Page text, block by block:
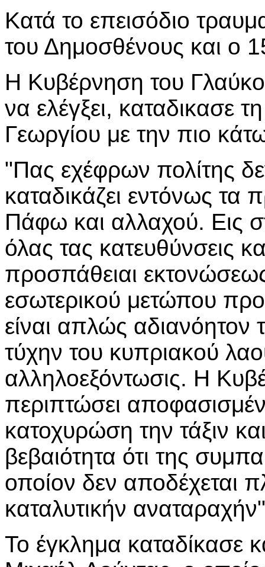
Κατά το επεισόδιο
του Δημοσθένους και ο
Η Κυβέρνηση του
να ελέγξει, καταδικασε
Γεωργίου με την πιο
"Πας εχέφρων πολίτης
καταδικάζει εντόνως τα
Πάφω και αλλαχού. Εις
όλας τας κατευθύνσεις
προσπάθειαι
εσωτερικού μετώπου
είναι απλώς αδιανόητον
τύχην του κυπριακού
αλληλοεξόντωσις. Η
περιπτώσει
κατοχυρώση την τάξιν
βεβαιότητα ότι της
οποίον δεν αποδέχεται
καταλυτικήν
Το έγκλημα καταδίκασε